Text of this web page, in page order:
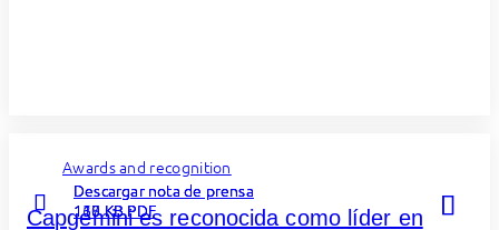
Descargar nota de prensa
138 KB PDF
Descargar nota de prensa
117 KB PDF
Awards and recognition
Capgemini es reconocida como líder en
Descargar nota de prensa
160 KB PDF